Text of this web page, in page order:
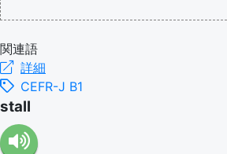
関連語
詳細
CEFR-J B1
stall